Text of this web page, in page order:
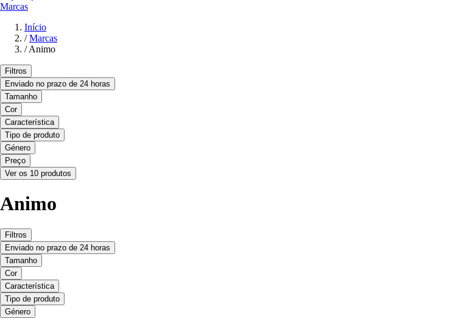
Marcas
Início
/ Marcas
/ Animo
Filtros
Enviado no prazo de 24 horas
Tamanho
Cor
Característica
Tipo de produto
Género
Preço
Ver os 10 produtos
Animo
Filtros
Enviado no prazo de 24 horas
Tamanho
Cor
Característica
Tipo de produto
Género